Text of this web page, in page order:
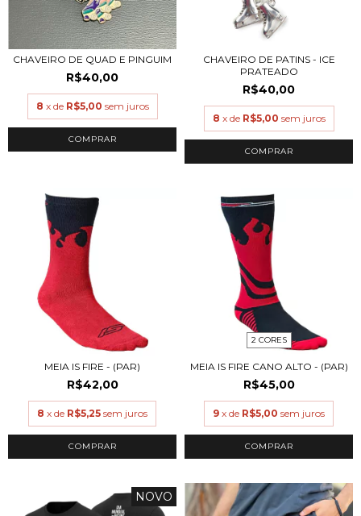
CHAVEIRO DE QUAD E PINGUIM
R$40,00
8 x de R$5,00 sem juros
COMPRAR
CHAVEIRO DE PATINS - ICE
PRATEADO
R$40,00
8 x de R$5,00 sem juros
COMPRAR
MEIA IS FIRE - (PAR)
R$42,00
8 x de R$5,25 sem juros
2 CORES
MEIA IS FIRE CANO ALTO - (PAR)
R$45,00
9 x de R$5,00 sem juros
COMPRAR
NOVO